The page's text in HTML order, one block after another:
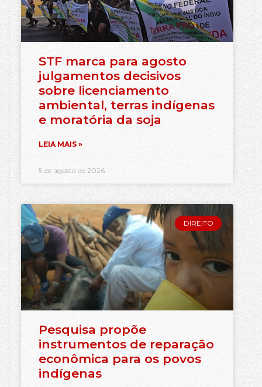
STF marca para agosto
julgamentos decisivos
sobre licenciamento
ambiental, terras indígenas
e moratória da soja
LEIA MAIS »
5 de agosto de 2026
DIREITO
Pesquisa propõe
instrumentos de reparação
econômica para os povos
indígenas